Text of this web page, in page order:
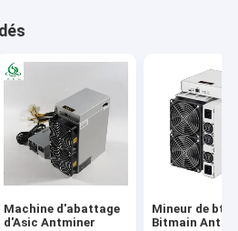
Machine d'abattage
d'Asic Antminer
Mineur de btc
Bitmain